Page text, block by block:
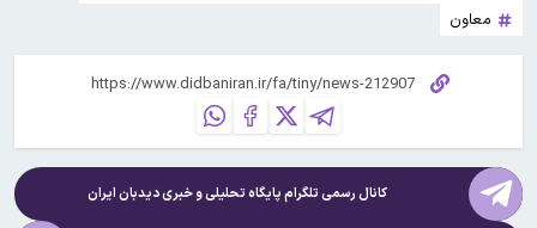
معاون
کانال رسمی تلگرام پایگاه تحلیلی و خبریدیدبان ایران